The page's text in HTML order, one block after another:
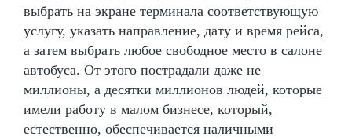
выбрать на экране терминала соответствующую
услугу, указать направление, дату и время рейса,
а затем выбрать любое свободное место в салоне
автобуса. От этого пострадали даже не
миллионы, а десятки миллионов людей, которые
имели работу в малом бизнесе, который,
естественно, обеспечивается наличными